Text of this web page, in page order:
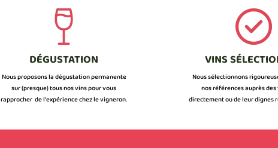
DÉGUSTATION
Nous proposons la dégustation permanente
sur (presque) tous nos vins pour vous
rapprocher de l’expérience chez le vigneron.
VINS
Nous sélectionnons
nos références auprès
directement ou de leur dignes